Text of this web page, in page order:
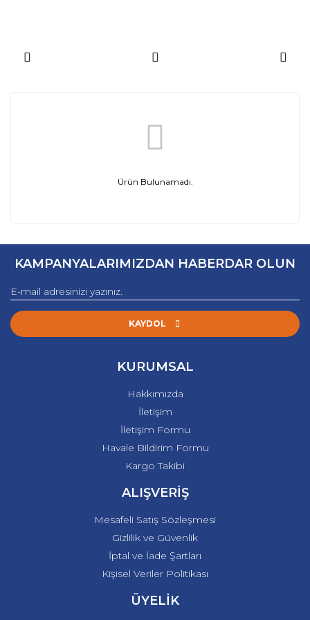
Ürün Bulunamadı.
KAMPANYALARIMIZDAN HABERDAR OLUN
KAYDOL
KURUMSAL
Hakkımızda
İletişim
İletişim Formu
Havale Bildirim Formu
Kargo Takibi
ALIŞVERİŞ
Mesafeli Satış Sözleşmesi
Gizlilik ve Güvenlik
İptal ve İade Şartları
Kişisel Veriler Politikası
ÜYELİK